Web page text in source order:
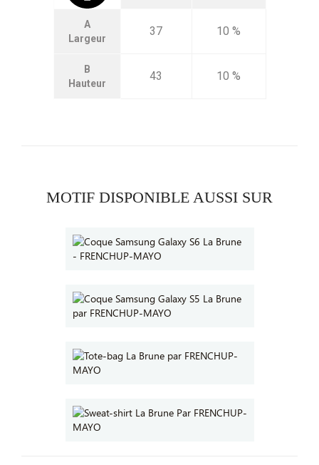
A
Largeur
37 10 %
B
Hauteur
43 10 %
MOTIF DISPONIBLE AUSSI SUR